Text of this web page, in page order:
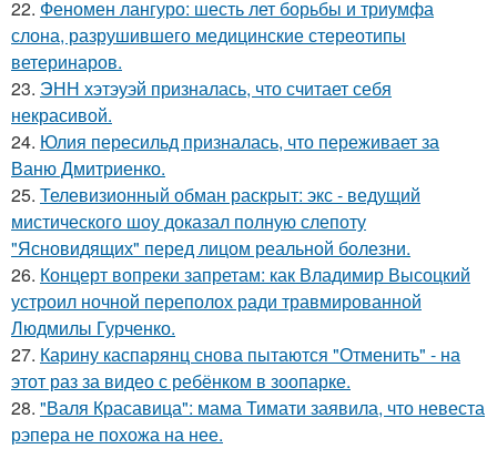
22. Феномен лангуро: шесть лет борьбы и триумфа
слона, разрушившего медицинские стереотипы
ветеринаров.
23. ЭНН хэтэуэй призналась, что считает себя
некрасивой.
24. Юлия пересильд призналась, что переживает за
Ваню Дмитриенко.
25. Телевизионный обман раскрыт: экс - ведущий
мистического шоу доказал полную слепоту
"Ясновидящих" перед лицом реальной болезни.
26. Концерт вопреки запретам: как Владимир Высоцкий
устроил ночной переполох ради травмированной
Людмилы Гурченко.
27. Карину каспарянц снова пытаются "Отменить" - на
этот раз за видео с ребёнком в зоопарке.
28. "Валя Красавица": мама Тимати заявила, что невеста
рэпера не похожа на нее.